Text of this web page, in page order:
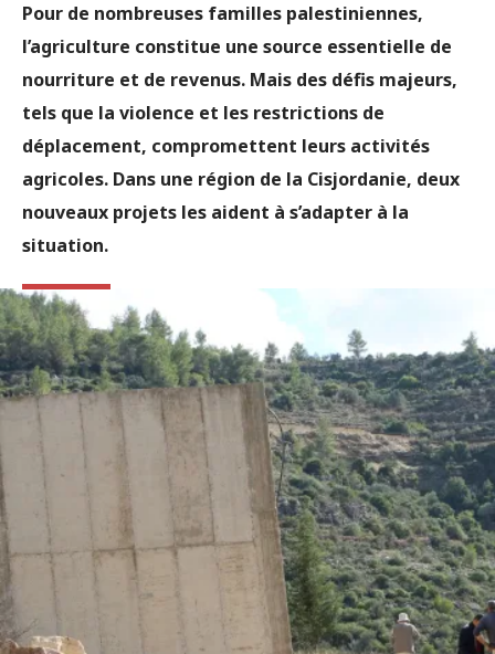
Pour de nombreuses familles palestiniennes,
l’agriculture constitue une source essentielle de
nourriture et de revenus. Mais des défis majeurs,
tels que la violence et les restrictions de
déplacement, compromettent leurs activités
agricoles. Dans une région de la Cisjordanie, deux
nouveaux projets les aident à s’adapter à la
situation.